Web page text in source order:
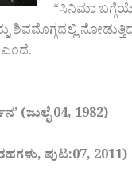
“ಸಿನಿಮಾ
ಶಿವಮೊಗ್ಗದಲ್ಲಿ
ಎಂದೆ.
(ಜುಲೈ 04, 1982)
ಪುಟ:07, 2011)